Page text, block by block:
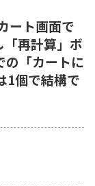
ート画面で
「再計算」ボ
の「カートに
1個で結構で